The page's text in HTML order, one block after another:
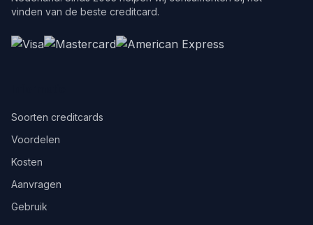
vinden van de beste creditcard.
Soorten creditcards
Voordelen
Kosten
Aanvragen
Gebruik